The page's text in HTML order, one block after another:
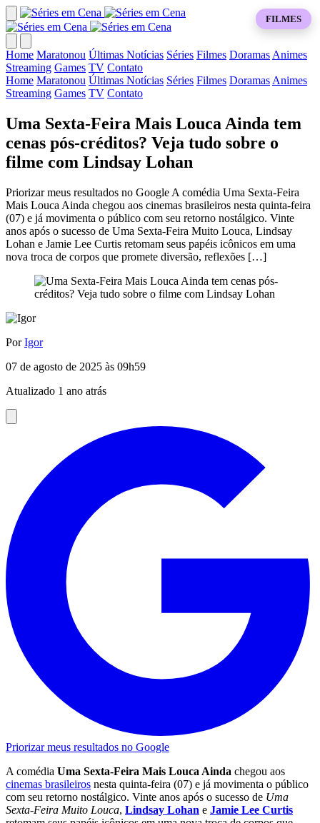
Home Maratonou Últimas Notícias Séries Filmes Doramas Animes
Streaming Games TV Contato
Home Maratonou Últimas Notícias Séries Filmes Doramas Animes
Streaming Games TV Contato
Uma Sexta-Feira Mais Louca Ainda tem
cenas pós-créditos? Veja tudo sobre o
filme com Lindsay Lohan
Priorizar meus resultados no Google A comédia Uma Sexta-Feira
Mais Louca Ainda chegou aos cinemas brasileiros nesta quinta-feira
(07) e já movimenta o público com seu retorno nostálgico. Vinte
anos após o sucesso de Uma Sexta-Feira Muito Louca, Lindsay
Lohan e Jamie Lee Curtis retomam seus papéis icônicos em uma
nova troca de corpos que promete diversão, reflexões […]
FILMES
PorIgor
07 de agosto de 2025 às 09h59
Atualizado 1 ano atrás
Priorizar meus resultados no Google
A comédia Uma Sexta-Feira Mais Louca Ainda chegou aos
cinemas brasileiros nesta quinta-feira (07) e já movimenta o público
com seu retorno nostálgico. Vinte anos após o sucesso de Uma
Sexta-Feira Muito Louca, Lindsay Lohan e Jamie Lee Curtis